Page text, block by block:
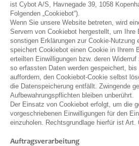
ist Cybot A/S, Havnegade 39, 1058
Folgenden „Cookiebot“).
Wenn Sie unsere Website betreten, wird
Servern von Cookiebot hergestellt, um Ihre
sonstigen Erklärungen zur Cookie-Nutzung
speichert Cookiebot einen Cookie in Ihrem
erteilten Einwilligungen bzw. deren
so erfassten Daten werden gespeichert,
auffordern, den Cookiebot-Cookie selbst
die Datenspeicherung entfällt. Zwingende
Aufbewahrungspflichten bleiben unberührt.
Der Einsatz von Cookiebot erfolgt, um die
vorgeschriebenen Einwilligungen für den
einzuholen. Rechtsgrundlage hierfür ist
Auftragsverarbeitung